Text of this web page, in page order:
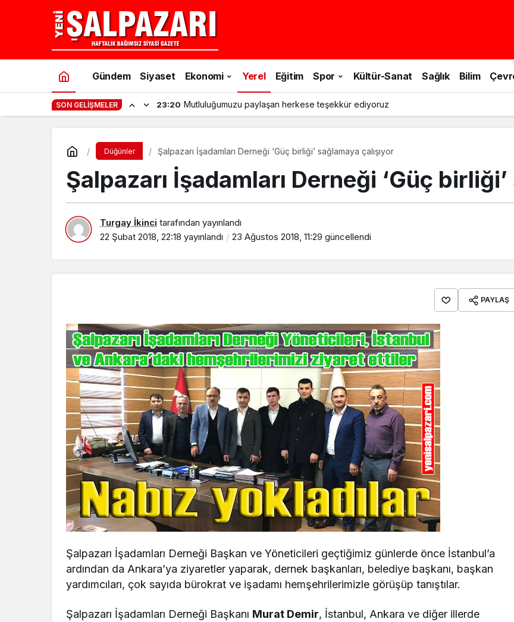
Gündem Siyaset Ekonomi Yerel Eğitim Spor Kültür-Sanat Sağlık Bilim
SON GELIŞMELER 23:20 Mutluluğumuzu paylaşan herkese teşekkür ediyoruz
Düğünler Şalpazarı İşadamları Derneği ‘Güç birliği’ sağlamaya çalışıyor
Şalpazarı İşadamları Derneği ‘Güç
Turgay İkinci tarafından yayınlandı
22 Şubat 2018, 22:18 yayınlandı 23 Ağustos 2018, 11:29 güncellendi
PAYLAŞ
Şalpazarı İşadamları Derneği Başkan ve Yöneticileri geçtiğimiz günlerde önce İstanbul’a
ardından da Ankara’ya ziyaretler yaparak, dernek başkanları, belediye başkanı, başkan
yardımcıları, çok sayıda bürokrat ve işadamı hemşehrilerimizle görüşüp tanıştılar.
Şalpazarı İşadamları Derneği Başkanı Murat Demir, İstanbul, Ankara ve diğer illerde